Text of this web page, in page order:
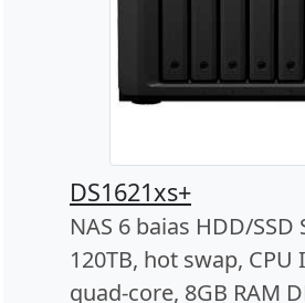
DS1621xs+
NAS 6 baias HDD/SSD
120TB, hot swap, CPU
quad-core, 8GB RAM